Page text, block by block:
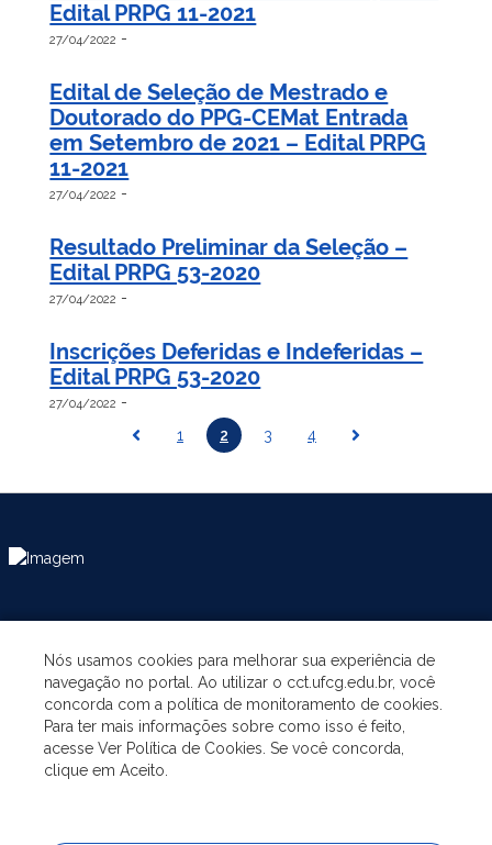
Edital PRPG 11-2021
27/04/2022 -
Edital de Seleção de Mestrado e
Doutorado do PPG-CEMat Entrada
em Setembro de 2021 – Edital PRPG
11-2021
27/04/2022 -
Resultado Preliminar da Seleção –
Edital PRPG 53-2020
27/04/2022 -
Inscrições Deferidas e Indeferidas –
Edital PRPG 53-2020
27/04/2022 -
1
2 3 4
A UNIDADE
GRADUAÇÃO
Nós usamos cookies para melhorar sua experiência de
navegação no portal. Ao utilizar o cct.ufcg.edu.br, você
concorda com a política de monitoramento de cookies.
Para ter mais informações sobre como isso é feito,
acesse Ver Política de Cookies. Se você concorda,
clique em Aceito.